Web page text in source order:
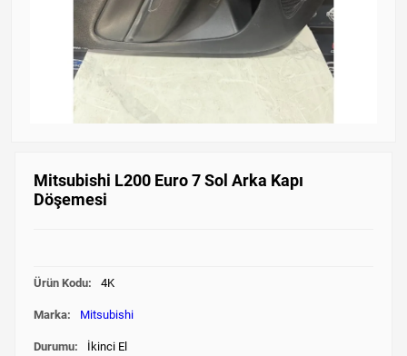
Mitsubishi L200 Euro 7 Sol Arka Kapı
Döşemesi
Ürün Kodu: 4K
Marka: Mitsubishi
Durumu: İkinci El